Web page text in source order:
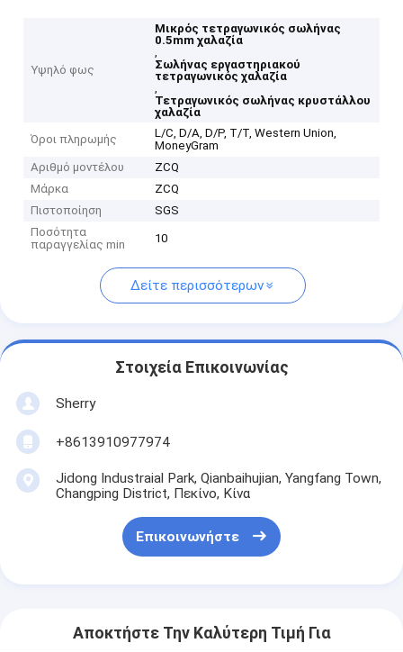
Υψηλό φως
Μικρός τετραγωνικός σωλήνας
0.5mm χαλαζία
,
Σωλήνας εργαστηριακού
τετραγωνικός χαλαζία
,
Τετραγωνικός σωλήνας κρυστάλλου
χαλαζία
Όροι πληρωμής
L/C, D/A, D/P, T/T, Western Union,
MoneyGram
Αριθμό μοντέλου
ZCQ
Μάρκα
ZCQ
Πιστοποίηση
SGS
Ποσότητα
παραγγελίας min
10
Δείτε περισσότερων
Στοιχεία Επικοινωνίας
Sherry
+8613910977974
Jidong Industraial Park, Qianbaihujian, Yangfang Town,
Changping District, Πεκίνο, Κίνα
Επικοινωνήστε
Αποκτήστε Την Καλύτερη Τιμή Για